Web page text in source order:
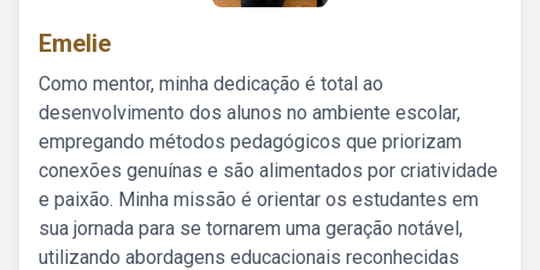
Emelie
Como mentor, minha dedicação é total ao
desenvolvimento dos alunos no ambiente escolar,
empregando métodos pedagógicos que priorizam
conexões genuínas e são alimentados por criatividade
e paixão. Minha missão é orientar os estudantes em
sua jornada para se tornarem uma geração notável,
utilizando abordagens educacionais reconhecidas